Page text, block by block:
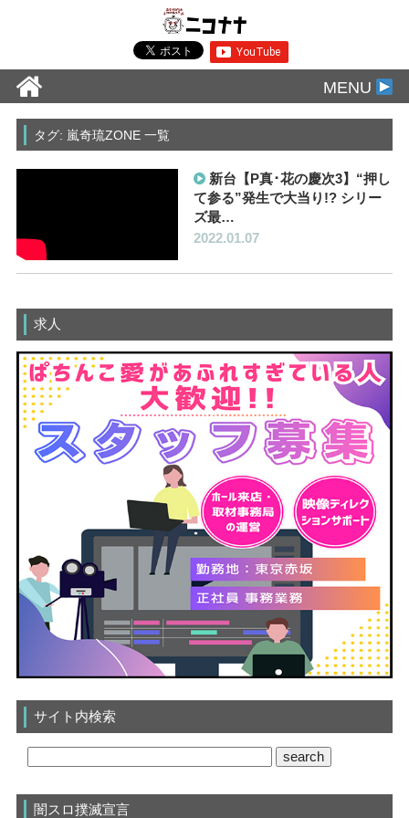
MENU
タグ: 嵐奇琉ZONE 一覧
新台【P真･花の慶次3】“押し
て参る”発生で大当り!? シリー
ズ最…
2022.01.07
求人
サイト内検索
闇スロ撲滅宣言